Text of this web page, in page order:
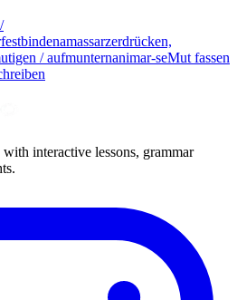
festbindenamassarzerdrücken,
/ aufmunternanimar-seMut fassen
interactive lessons, grammar